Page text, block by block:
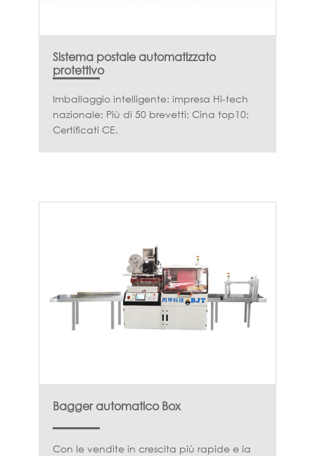
Sistema postale automatizzato
protettivo
Imballaggio intelligente: impresa Hi-tech
nazionale; Più di 50 brevetti; Cina top10;
Certificati CE.
Bagger automatico Box
Con le vendite in crescita più rapide e la